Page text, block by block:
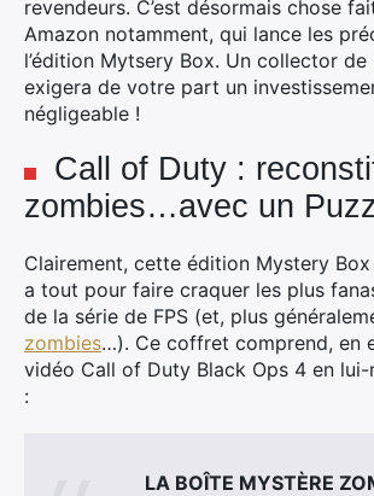
revendeurs. C’est désormais chose
Amazon notamment, qui lance les
l’édition Mytsery Box. Un collector
exigera de votre part un
négligeable !
Call of Duty :
zombies…avec un
Clairement, cette édition Mystery
a tout pour faire craquer les plus
de la série de FPS (et, plus
zombies…). Ce coffret comprend, en
vidéo Call of Duty Black Ops 4 en lui-
:
LA BOÎTE MYSTÈRE